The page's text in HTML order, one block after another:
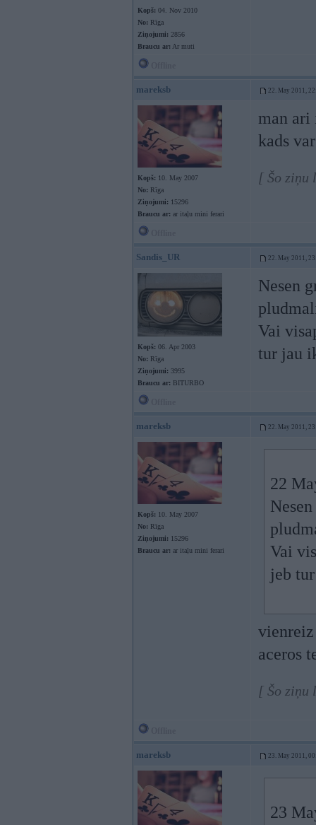
Kopš: 04. Nov 2010
No: Rīga
Ziņojumi: 2856
Braucu ar: Ar muti
mareksb 22. May 2011,
Kopš: 10. May 2007
No: Rīga
Ziņojumi: 15296
Braucu ar: ar itaļu mini ferari
man ari
kads
[ Šo ziņu
Sandis_UR 22. May 2011,
Kopš: 06. Apr 2003
No: Rīga
Ziņojumi: 3995
Braucu ar: BITURBO
Nesen
Vai
tur jau
mareksb 22. May 2011,
Kopš: 10. May 2007
No: Rīga
Ziņojumi: 15296
Braucu ar: ar itaļu mini ferari
22
Vai
jeb
aceros
[ Šo ziņu
mareksb 23. May 2011,
23